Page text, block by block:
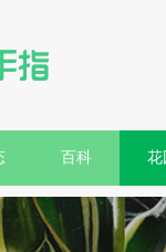
百科 花